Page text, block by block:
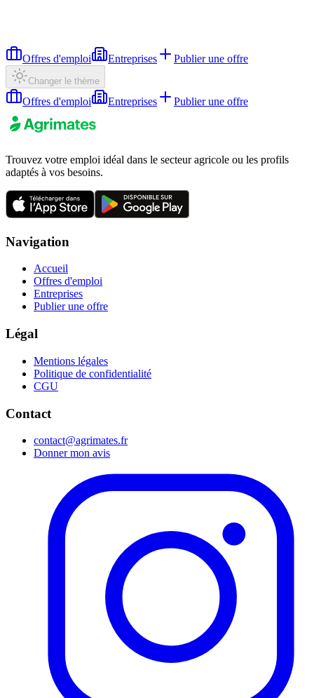
Offres d'emploi Entreprises Publier une offre
Changer le thème
Offres d'emploi Entreprises Publier une offre
Trouvez votre emploi idéal dans le secteur agricole ou les profils
adaptés à vos besoins.
Navigation
Accueil
Offres d'emploi
Entreprises
Publier une offre
Légal
Mentions légales
Politique de confidentialité
CGU
Contact
contact@agrimates.fr
Donner mon avis